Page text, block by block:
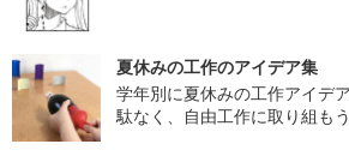
夏休みの工作のアイデア集
学年別に夏休みの工作アイデ
駄なく、自由工作に取り組もう